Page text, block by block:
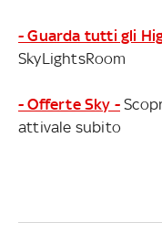
- Guarda tutti gli
SkyLightsRoom
- Offerte Sky -
attivale subito